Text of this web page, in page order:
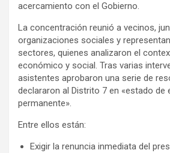
acercamiento con el Gobierno.
La concentración reunió a vecinos,
organizaciones sociales y
sectores, quienes analizaron el
económico y social. Tras varias
asistentes aprobaron una serie de
declararon al Distrito 7 en «estado de
permanente».
Entre ellos están:
Exigir la renuncia inmediata del